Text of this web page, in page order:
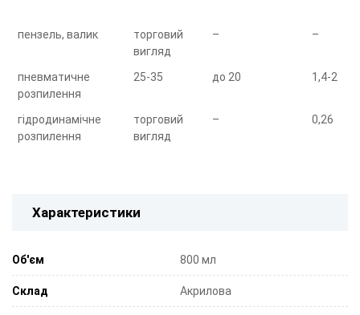
пензель, валик
торговий
вигляд
– –
пневматичне
розпилення
25-35 до 20 1,4-2
гідродинамічне
розпилення
торговий
вигляд
– 0,26
Характеристики
Об'єм 800 мл
Склад Акрилова